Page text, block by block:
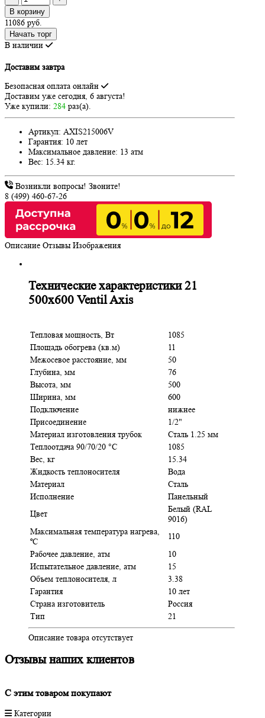
В корзину
11086 руб.
Начать торг
В наличии
Доставим завтра
Безопасная оплата онлайн
Доставим уже сегодня, 6 августа!
Уже купили: 284 раз(a).
Артикул: AXIS215006V
Гарантия: 10 лет
Максимальное давление: 13 атм
Вес: 15.34 кг.
Возникли вопросы! Звоните!
8 (499) 460-67-26
Описание Отзывы Изображения
Технические характеристики 21
500x600 Ventil Axis
Тепловая мощность, Вт
1085
Площадь обогрева (кв.м)
11
Межосевое расстояние, мм
50
Глубина, мм
76
Высота, мм
500
Ширина, мм
600
Подключение
нижнее
Присоединение
1/2"
Материал изготовления трубок
Сталь 1.25 мм
Теплоотдача 90/70/20 °C
1085
Вес, кг
15.34
Жидкость теплоносителя
Вода
Материал
Сталь
Исполнение
Панельный
Цвет
Белый (RAL
9016)
Максимальная температура нагрева,
ºC
110
Рабочее давление, атм
10
Испытательное давление, атм
15
Объем теплоносителя, л
3.38
Гарантия
10 лет
Страна изготовитель
Россия
Тип
21
Описание товара отсутствует
Отзывы наших клиентов
C этим товаром покупают
Категории